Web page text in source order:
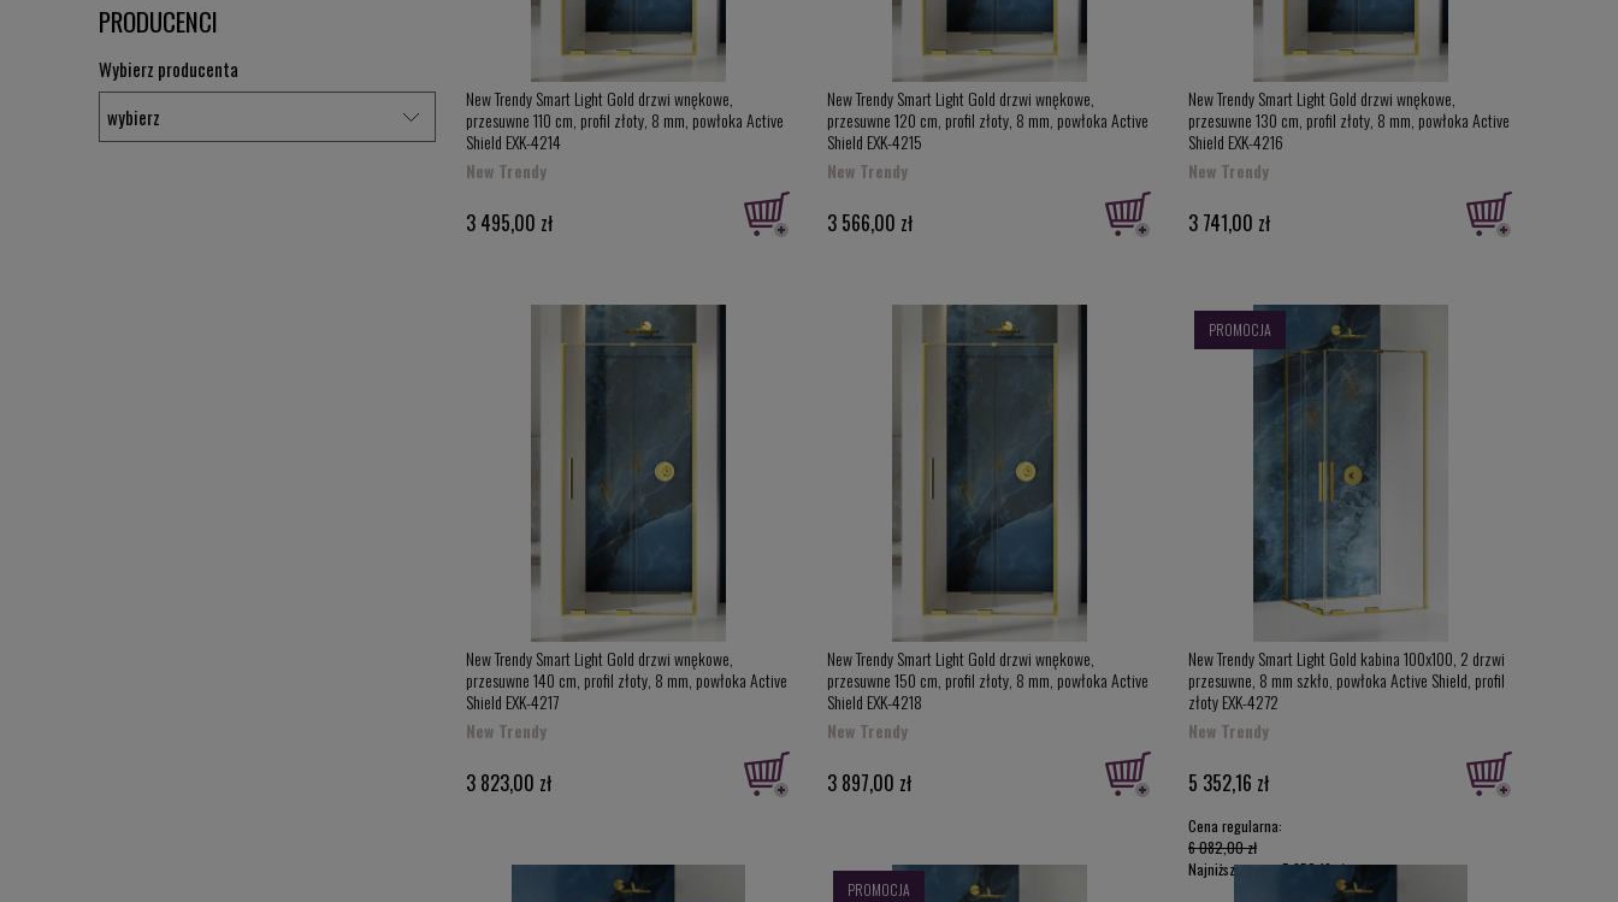
PRODUCENCI
Wybierz producenta
New Trendy Smart Light Gold drzwi wnękowe,
przesuwne 110 cm, profil złoty, 8 mm, powłoka Active
Shield EXK-4214
New Trendy
3 495,00 zł
New Trendy Smart Light Gold drzwi wnękowe,
przesuwne 120 cm, profil złoty, 8 mm, powłoka Active
Shield EXK-4215
New Trendy
3 566,00 zł
New Trendy Smart Light Gold drzwi wnękowe,
przesuwne 130 cm, profil złoty, 8 mm, powłoka Active
Shield EXK-4216
New Trendy
3 741,00 zł
New Trendy Smart Light Gold drzwi wnękowe,
przesuwne 140 cm, profil złoty, 8 mm, powłoka Active
Shield EXK-4217
New Trendy
3 823,00 zł
New Trendy Smart Light Gold drzwi wnękowe,
przesuwne 150 cm, profil złoty, 8 mm, powłoka Active
Shield EXK-4218
New Trendy
3 897,00 zł
New Trendy Smart Light Gold kabina 100x100, 2 drzwi
przesuwne, 8 mm szkło, powłoka Active Shield, profil
złoty EXK-4272
New Trendy
5 352,16 zł
Cena regularna:
6 082,00 zł
Najniższa cena:5 352,16 zł
PROMOCJA
PROMOCJA